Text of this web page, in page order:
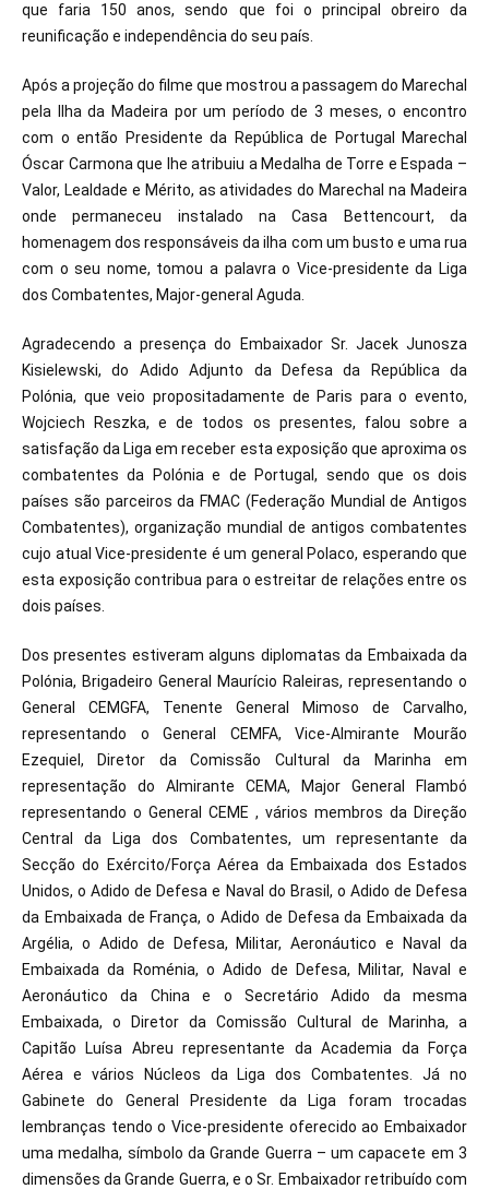
que faria 150 anos, sendo que foi o principal obreiro da
reunificação e independência do seu país.
Após a projeção do filme que mostrou a passagem do Marechal
pela Ilha da Madeira por um período de 3 meses, o encontro
com o então Presidente da República de Portugal Marechal
Óscar Carmona que lhe atribuiu a Medalha de Torre e Espada –
Valor, Lealdade e Mérito, as atividades do Marechal na Madeira
onde permaneceu instalado na Casa Bettencourt, da
homenagem dos responsáveis da ilha com um busto e uma rua
com o seu nome, tomou a palavra o Vice-presidente da Liga
dos Combatentes, Major-general Aguda.
Agradecendo a presença do Embaixador Sr. Jacek Junosza
Kisielewski, do Adido Adjunto da Defesa da República da
Polónia, que veio propositadamente de Paris para o evento,
Wojciech Reszka, e de todos os presentes, falou sobre a
satisfação da Liga em receber esta exposição que aproxima os
combatentes da Polónia e de Portugal, sendo que os dois
países são parceiros da FMAC (Federação Mundial de Antigos
Combatentes), organização mundial de antigos combatentes
cujo atual Vice-presidente é um general Polaco, esperando que
esta exposição contribua para o estreitar de relações entre os
dois países.
Dos presentes estiveram alguns diplomatas da Embaixada da
Polónia, Brigadeiro General Maurício Raleiras, representando o
General CEMGFA, Tenente General Mimoso de Carvalho,
representando o General CEMFA, Vice-Almirante Mourão
Ezequiel, Diretor da Comissão Cultural da Marinha em
representação do Almirante CEMA, Major General Flambó
representando o General CEME , vários membros da Direção
Central da Liga dos Combatentes, um representante da
Secção do Exército/Força Aérea da Embaixada dos Estados
Unidos, o Adido de Defesa e Naval do Brasil, o Adido de Defesa
da Embaixada de França, o Adido de Defesa da Embaixada da
Argélia, o Adido de Defesa, Militar, Aeronáutico e Naval da
Embaixada da Roménia, o Adido de Defesa, Militar, Naval e
Aeronáutico da China e o Secretário Adido da mesma
Embaixada, o Diretor da Comissão Cultural de Marinha, a
Capitão Luísa Abreu representante da Academia da Força
Aérea e vários Núcleos da Liga dos Combatentes. Já no
Gabinete do General Presidente da Liga foram trocadas
lembranças tendo o Vice-presidente oferecido ao Embaixador
uma medalha, símbolo da Grande Guerra – um capacete em 3
dimensões da Grande Guerra, e o Sr. Embaixador retribuído com